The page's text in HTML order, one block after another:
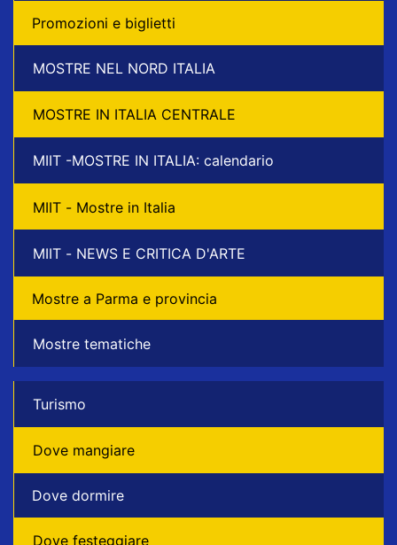
Promozioni e biglietti
MOSTRE NEL NORD ITALIA
MOSTRE IN ITALIA CENTRALE
MIIT -MOSTRE IN ITALIA: calendario
MIIT - Mostre in Italia
MIIT - NEWS E CRITICA D'ARTE
Mostre a Parma e provincia
Mostre tematiche
Turismo
Dove mangiare
Dove dormire
Dove festeggiare